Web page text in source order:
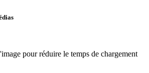
pour réduire le temps de chargement